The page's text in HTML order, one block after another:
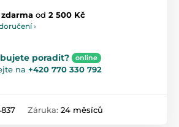
od 2 500 Kč
›
poradit? online
na +420 770 330 792
Záruka: 24 měsíců